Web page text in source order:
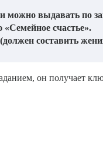
можно выдавать по
счастье».
составить
он получает